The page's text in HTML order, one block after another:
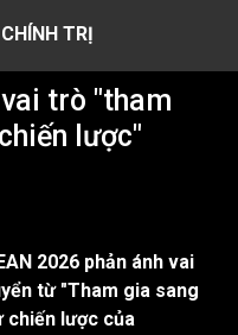
TRỊ
trò "tham
lược"
2026 phản ánh vai
từ "Tham gia sang
chiến lược của